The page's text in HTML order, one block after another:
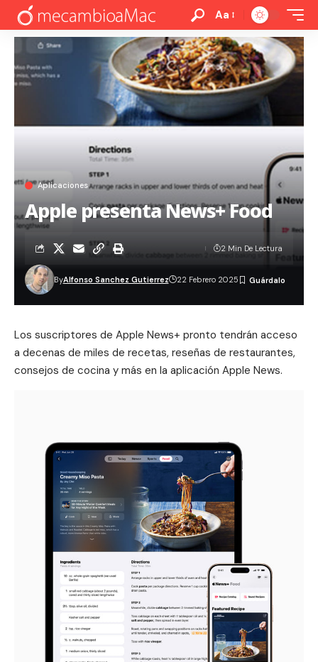
Aa
Aplicaciones
Apple presenta News+ Food
ByAlfonso Sanchez Gutierrez 22 Febrero 2025
2 Min De Lectura
Los suscriptores de Apple News+ pronto tendrán acceso
a decenas de miles de recetas, reseñas de restaurantes,
consejos de cocina y más en la aplicación Apple News.